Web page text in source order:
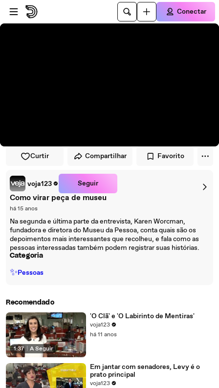
Pular para o player
Ir para o conteúdo principal
Conectar
Curtir Compartilhar Favorito
voja123 Seguir
Como virar peça de museu
há 15 anos
Na segunda e última parte da entrevista, Karen Worcman,
fundadora e diretora do Museu da Pessoa, conta quais são os
depoimentos mais interessantes que recolheu, e fala como as
pessoas interessadas também podem registrar suas histórias.
Categoria
✨Pessoas
Recomendado
1:37 A Seguir
'O Clã' e 'O Labirinto de Mentiras'
voja123
há 11 anos
Em jantar com senadores, Levy é o
prato principal
voja123